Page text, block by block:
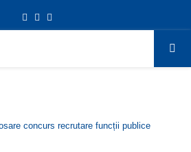
Facebook
Twitter
concurs recrutare funcții publice